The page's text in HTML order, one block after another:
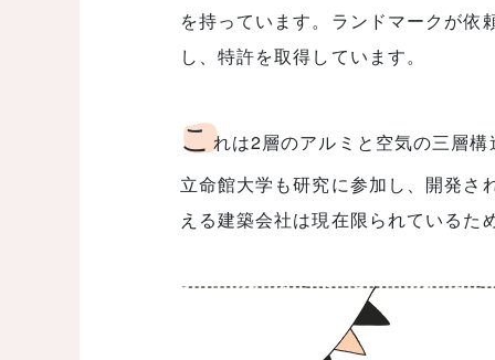
を持っています。ランドマークが依
し、特許を取得しています。
これは2層のアルミと空気の三層
立命館大学も研究に参加し、開発さ
える建築会社は現在限られている